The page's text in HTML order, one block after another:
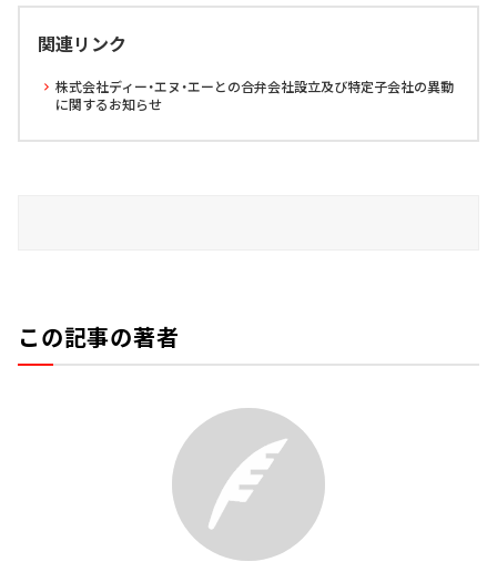
関連リンク
株式会社ディー・エヌ・エーとの合弁会社設立及び特定子会社の異動
に関するお知らせ
この記事の著者